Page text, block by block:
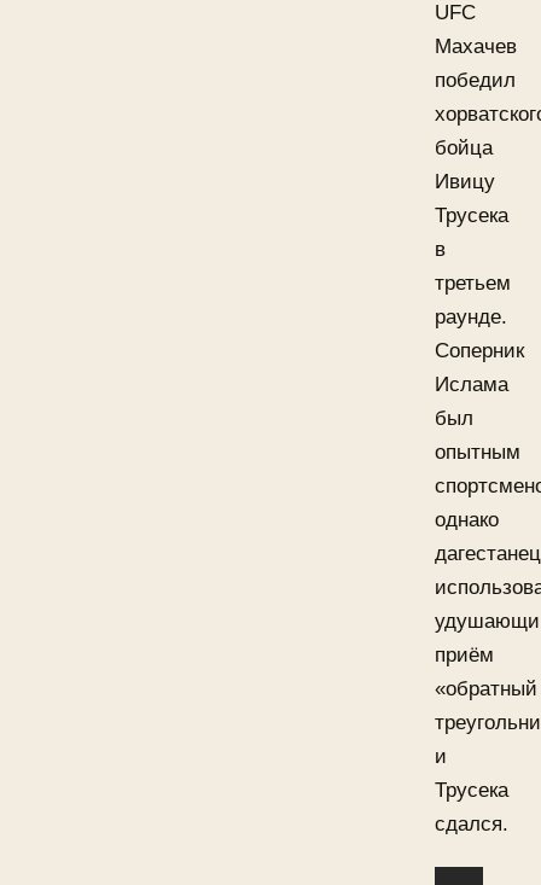
UFC
Махачев
победил
бойца
Ивицу
Трусека
в
третьем
раунде.
Соперник
Ислама
был
опытным
однако
дагестанец
приём
«обратный
и
Трусека
сдался.